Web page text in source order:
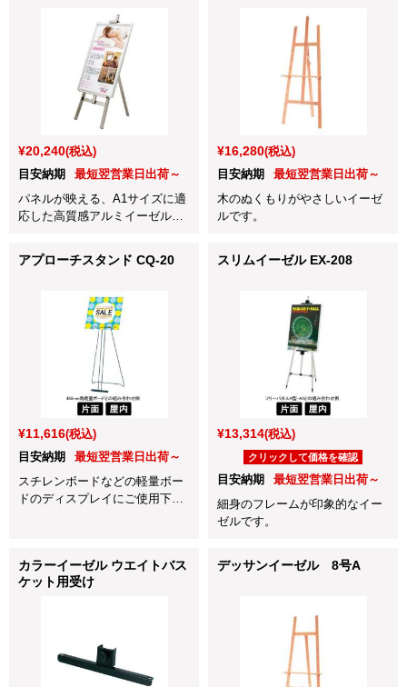
¥20,240(税込)
目安納期
最短翌営業日出荷～
パネルが映える、A1サイズに適
応した高質感アルミイーゼルで
¥16,280(税込)
目安納期
最短翌営業日出荷～
木のぬくもりがやさしいイーゼ
ルです。
アプローチスタンド CQ-20
¥11,616(税込)
目安納期
最短翌営業日出荷～
スチレンボードなどの軽量ボー
ドのディスプレイにご使用下さ
スリムイーゼル EX-208
¥13,314(税込)
クリックして価格を確認
目安納期
最短翌営業日出荷～
細身のフレームが印象的なイー
ゼルです。
カラーイーゼル ウエイトバス
ケット用受け
デッサンイーゼル 8号A